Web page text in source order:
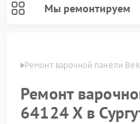
Мы ремонтируем
Ремонт варочной панели
Ремонт
64124 X в